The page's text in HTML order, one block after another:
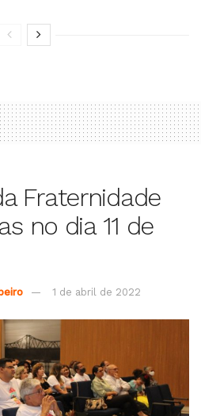
Fraternidade
no dia 11 de
1 de abril de 2022